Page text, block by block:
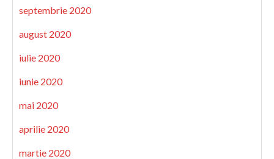
septembrie 2020
august 2020
iulie 2020
iunie 2020
mai 2020
aprilie 2020
martie 2020